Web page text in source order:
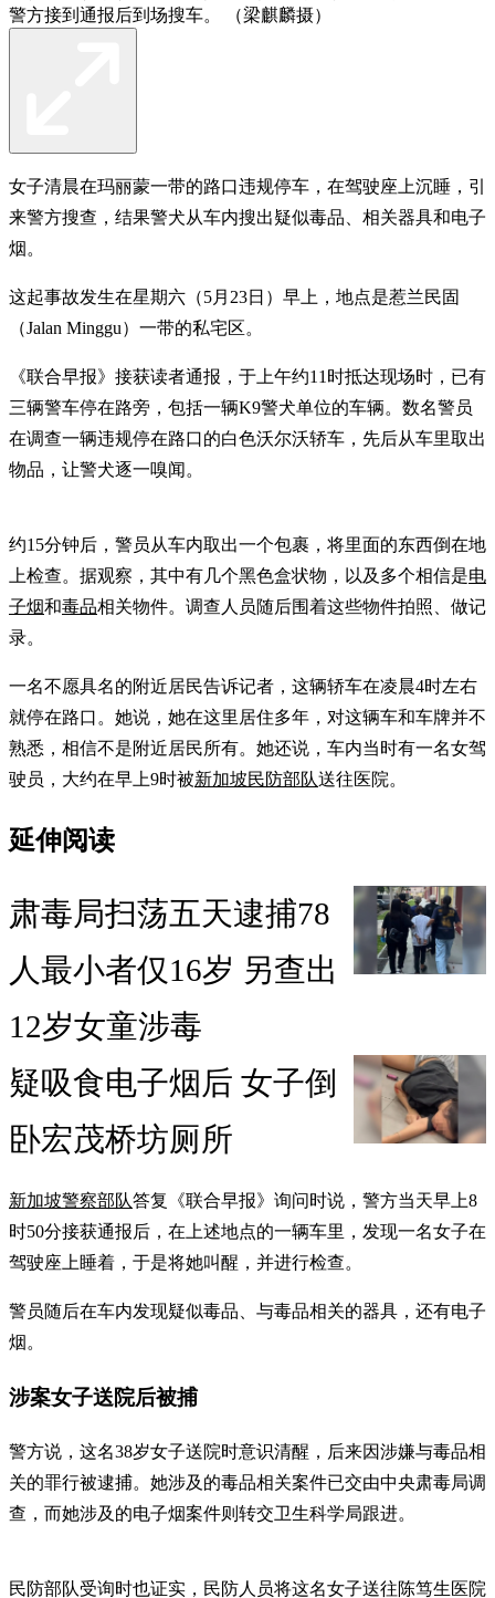
警方接到通报后到场搜车。 （梁麒麟摄）
女子清晨在玛丽蒙一带的路口违规停车，在驾驶座上沉睡，引
来警方搜查，结果警犬从车内搜出疑似毒品、相关器具和电子
烟。
这起事故发生在星期六（5月23日）早上，地点是惹兰民固
（Jalan Minggu）一带的私宅区。
《联合早报》接获读者通报，于上午约11时抵达现场时，已有
三辆警车停在路旁，包括一辆K9警犬单位的车辆。数名警员
在调查一辆违规停在路口的白色沃尔沃轿车，先后从车里取出
物品，让警犬逐一嗅闻。
约15分钟后，警员从车内取出一个包裹，将里面的东西倒在地
上检查。据观察，其中有几个黑色盒状物，以及多个相信是电
子烟和毒品相关物件。调查人员随后围着这些物件拍照、做记
录。
一名不愿具名的附近居民告诉记者，这辆轿车在凌晨4时左右
就停在路口。她说，她在这里居住多年，对这辆车和车牌并不
熟悉，相信不是附近居民所有。她还说，车内当时有一名女驾
驶员，大约在早上9时被新加坡民防部队送往医院。
延伸阅读
肃毒局扫荡五天逮捕78
人最小者仅16岁 另查出
12岁女童涉毒
疑吸食电子烟后 女子倒
卧宏茂桥坊厕所
新加坡警察部队答复《联合早报》询问时说，警方当天早上8
时50分接获通报后，在上述地点的一辆车里，发现一名女子在
驾驶座上睡着，于是将她叫醒，并进行检查。
警员随后在车内发现疑似毒品、与毒品相关的器具，还有电子
烟。
涉案女子送院后被捕
警方说，这名38岁女子送院时意识清醒，后来因涉嫌与毒品相
关的罪行被逮捕。她涉及的毒品相关案件已交由中央肃毒局调
查，而她涉及的电子烟案件则转交卫生科学局跟进。
民防部队受询时也证实，民防人员将这名女子送往陈笃生医院